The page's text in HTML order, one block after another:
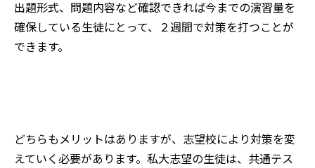
出題形式、問題内容など確認できれば今までの演習量を
確保している生徒にとって、２週間で対策を打つことが
できます。
どちらもメリットはありますが、志望校により対策を変
えていく必要があります。私大志望の生徒は、共通テス